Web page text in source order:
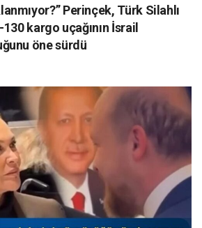
Perinçek, Türk Silahlı
kargo uçağının İsrail
öne sürdü